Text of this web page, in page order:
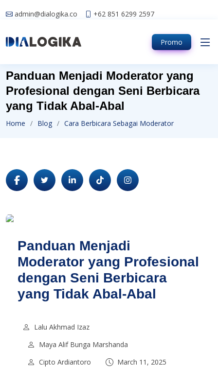
admin@dialogika.co +62 851 6299 2597
Promo
Panduan Menjadi Moderator yang
Profesional dengan Seni Berbicara
yang Tidak Abal-Abal
Home Blog Cara Berbicara Sebagai Moderator
Panduan Menjadi
Moderator yang Profesional
dengan Seni Berbicara
yang Tidak Abal-Abal
Lalu Akhmad Izaz
Maya Alif Bunga Marshanda
Cipto Ardiantoro
March 11, 2025